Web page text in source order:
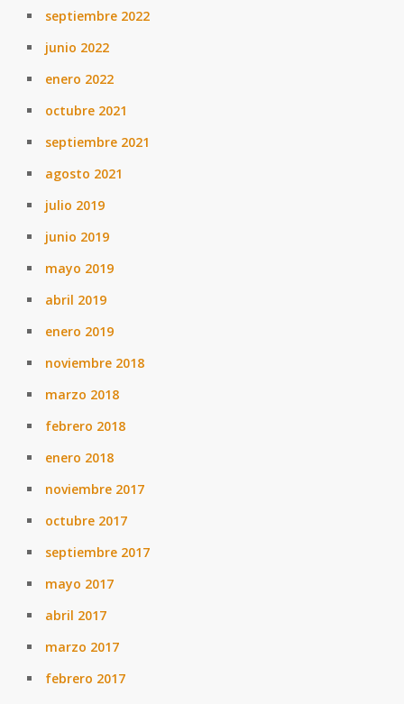
septiembre 2022
junio 2022
enero 2022
octubre 2021
septiembre 2021
agosto 2021
julio 2019
junio 2019
mayo 2019
abril 2019
enero 2019
noviembre 2018
marzo 2018
febrero 2018
enero 2018
noviembre 2017
octubre 2017
septiembre 2017
mayo 2017
abril 2017
marzo 2017
febrero 2017